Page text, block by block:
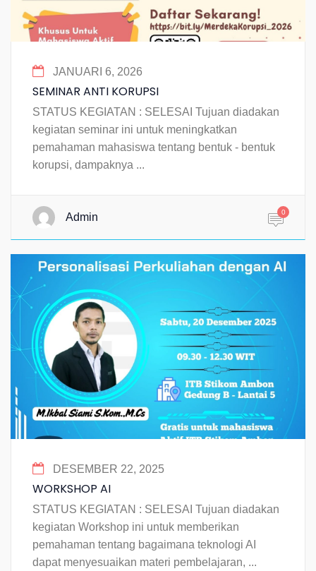
JANUARI 6, 2026
SEMINAR ANTI KORUPSI
STATUS KEGIATAN : SELESAI Tujuan diadakan
kegiatan seminar ini untuk meningkatkan
pemahaman mahasiswa tentang bentuk - bentuk
korupsi, dampaknya ...
Admin 0
DESEMBER 22, 2025
WORKSHOP AI
STATUS KEGIATAN : SELESAI Tujuan diadakan
kegiatan Workshop ini untuk memberikan
pemahaman tentang bagaimana teknologi AI
dapat menyesuaikan materi pembelajaran, ...